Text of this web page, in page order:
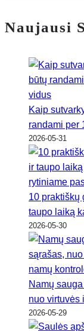
Naujausi
Kaip
randami per
2026-05-31
10 praktiškų
taupo laiką
2026-05-30
Namų
nuo virtuvės
2026-05-29